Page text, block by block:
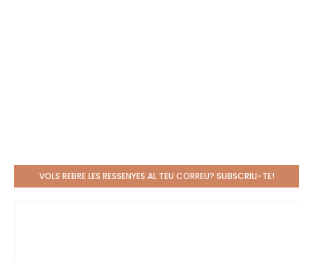
VOLS REBRE LES RESSENYES AL TEU CORREU? SUBSCRIU-TE!